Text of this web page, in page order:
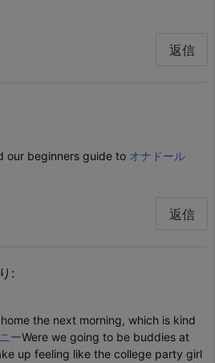
返信
our beginners guide to オナドール
返信
:
the next morning, which is kind
ーWere we going to be buddies at
up feeling like the college party girl